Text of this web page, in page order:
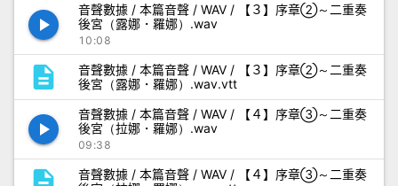
play_arrow
音聲數據 / 本篇音聲 / WAV / 【３】序章②～二重奏
後宮（露娜・羅娜）.wav
10:08
description
音聲數據 / 本篇音聲 / WAV / 【３】序章②～二重奏
後宮（露娜・羅娜）.wav.vtt
play_arrow
音聲數據 / 本篇音聲 / WAV / 【４】序章③～二重奏
後宮（拉娜・羅娜）.wav
09:38
音聲數據 / 本篇音聲 / WAV / 【４】序章③～二重奏